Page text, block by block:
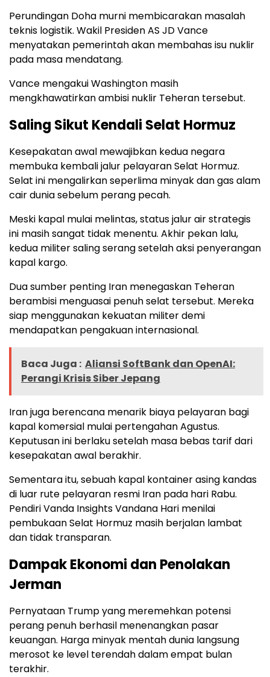
Perundingan Doha murni membicarakan masalah
teknis logistik. Wakil Presiden AS JD Vance
menyatakan pemerintah akan membahas isu nuklir
pada masa mendatang.
Vance mengakui Washington masih
mengkhawatirkan ambisi nuklir Teheran tersebut.
Saling Sikut Kendali Selat Hormuz
Kesepakatan awal mewajibkan kedua negara
membuka kembali jalur pelayaran Selat Hormuz.
Selat ini mengalirkan seperlima minyak dan gas alam
cair dunia sebelum perang pecah.
Meski kapal mulai melintas, status jalur air strategis
ini masih sangat tidak menentu. Akhir pekan lalu,
kedua militer saling serang setelah aksi penyerangan
kapal kargo.
Dua sumber penting Iran menegaskan Teheran
berambisi menguasai penuh selat tersebut. Mereka
siap menggunakan kekuatan militer demi
mendapatkan pengakuan internasional.
Baca Juga : Aliansi SoftBank dan OpenAI:
Perangi Krisis Siber Jepang
Iran juga berencana menarik biaya pelayaran bagi
kapal komersial mulai pertengahan Agustus.
Keputusan ini berlaku setelah masa bebas tarif dari
kesepakatan awal berakhir.
Sementara itu, sebuah kapal kontainer asing kandas
di luar rute pelayaran resmi Iran pada hari Rabu.
Pendiri Vanda Insights Vandana Hari menilai
pembukaan Selat Hormuz masih berjalan lambat
dan tidak transparan.
Dampak Ekonomi dan Penolakan
Jerman
Pernyataan Trump yang meremehkan potensi
perang penuh berhasil menenangkan pasar
keuangan. Harga minyak mentah dunia langsung
merosot ke level terendah dalam empat bulan
terakhir.